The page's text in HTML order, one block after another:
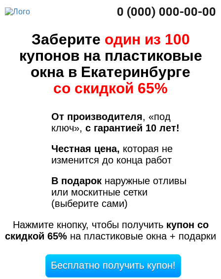
0 (000) 000-00-00
Заберите один из 100
купонов на пластиковые
окна в Екатеринбурге
со скидкой 65%
От производителя, «под
ключ», с гарантией 10 лет!
Честная цена, которая не
изменится до конца работ
В подарок наружные отливы
или москитные сетки
(выберите сами)
Нажмите кнопку, чтобы получить купон со
скидкой 65% на пластиковые окна + подарки
Бесплатно получить купон!